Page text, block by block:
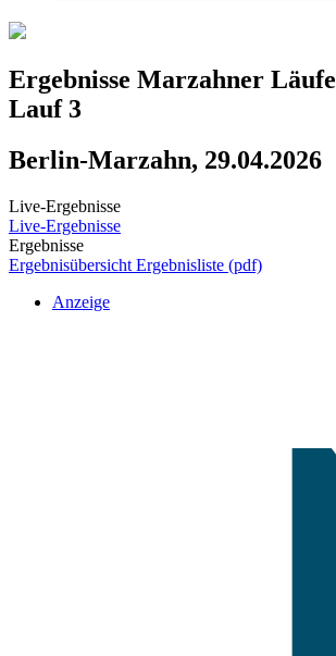
Ergebnisse Marzahner
Lauf 3
Berlin-Marzahn, 29.04.2026
Live-Ergebnisse
Live-Ergebnisse
Ergebnisse
Ergebnisübersicht Ergebnisliste (pdf)
Anzeige